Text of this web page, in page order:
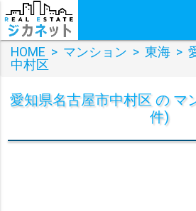
HOME > マンション > 東海 >
中村区
愛知県名古屋市中村区 の マ
件)